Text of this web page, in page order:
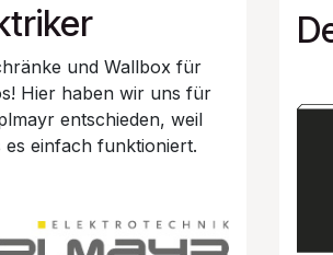
und Wallbox für
Hier haben wir uns für
entschieden, weil
es einfach funktioniert.